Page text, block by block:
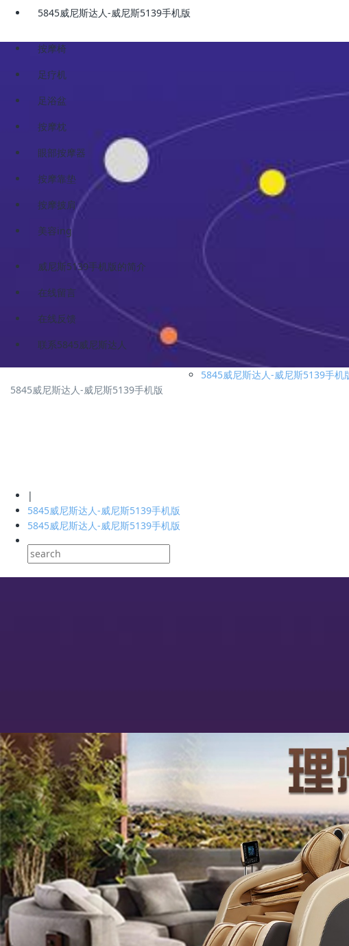
5845威尼斯达人-威尼斯5139手机版
按摩椅
足疗机
足浴盆
按摩枕
眼部按摩器
按摩靠垫
按摩披肩
美容ing
威尼斯5139手机版的简介
在线留言
在线反馈
联系5845威尼斯达人
5845威尼斯达人-威尼斯5139手机版
5845威尼斯达人-威尼斯5139手机
|
5845威尼斯达人-威尼斯5139手机版
5845威尼斯达人-威尼斯5139手机版